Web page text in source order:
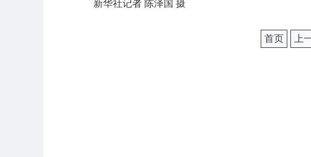
新华社记者 陈泽国 摄
首页 上